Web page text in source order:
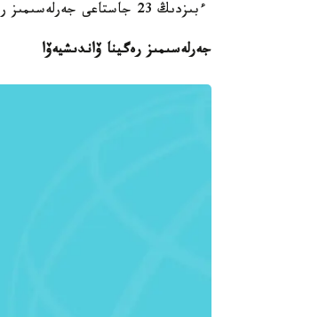
ءبىزدىڭ 23 جاستاعى جەرلەسىمىز رەگينا ۆاندىشيەۆا 13 - ورىنعا تابان تىرەپ، ۇزدىك 20 نىڭ قاتارىنا ەندى.
جەرلەسىمىز رەگينا ۆاندىشيەۆا